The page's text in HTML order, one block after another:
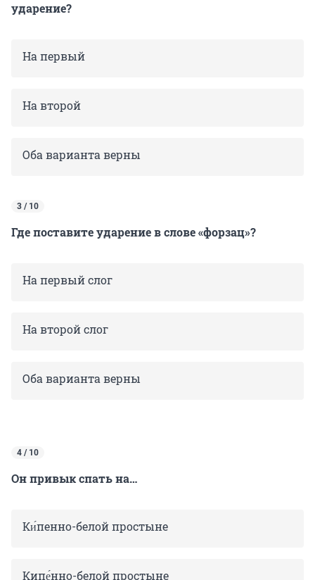
ударение?
На первый
На второй
Оба варианта верны
3 / 10
Где поставите ударение в слове «форзац»?
На первый слог
На второй слог
Оба варианта верны
4 / 10
Он привык спать на…
Ки́пенно-белой простыне
Кипе́нно-белой простыне